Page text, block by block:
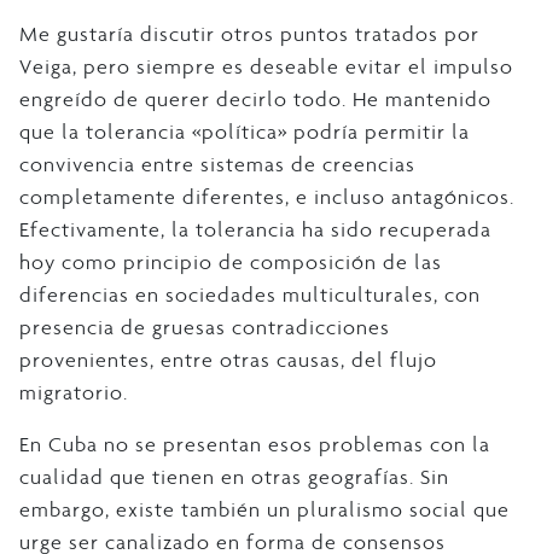
Me gustaría discutir otros puntos tratados por
Veiga, pero siempre es deseable evitar el impulso
engreído de querer decirlo todo. He mantenido
que la tolerancia «política» podría permitir la
convivencia entre sistemas de creencias
completamente diferentes, e incluso antagónicos.
Efectivamente, la tolerancia ha sido recuperada
hoy como principio de composición de las
diferencias en sociedades multiculturales, con
presencia de gruesas contradicciones
provenientes, entre otras causas, del flujo
migratorio.
En Cuba no se presentan esos problemas con la
cualidad que tienen en otras geografías. Sin
embargo, existe también un pluralismo social que
urge ser canalizado en forma de consensos